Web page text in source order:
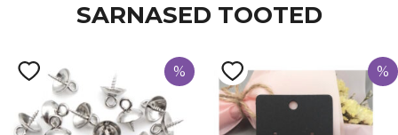
SARNASED TOOTED
% %